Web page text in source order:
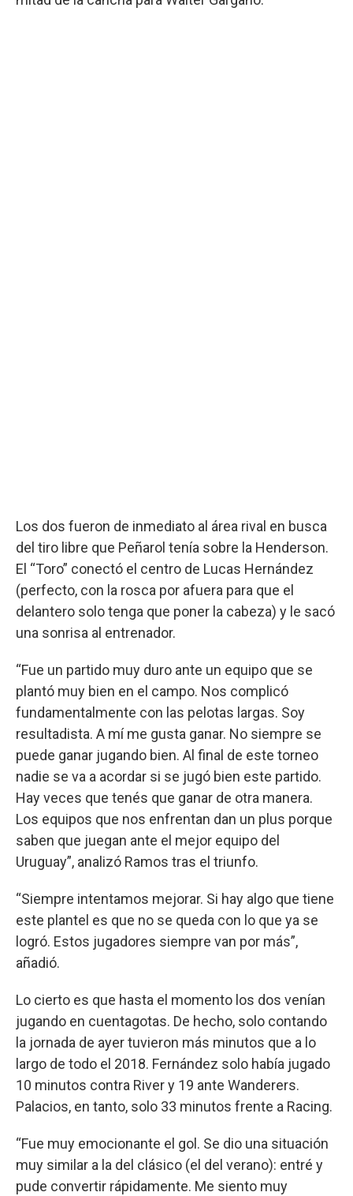
Los dos fueron de inmediato al área rival en busca
del tiro libre que Peñarol tenía sobre la Henderson.
El “Toro” conectó el centro de Lucas Hernández
(perfecto, con la rosca por afuera para que el
delantero solo tenga que poner la cabeza) y le sacó
una sonrisa al entrenador.
“Fue un partido muy duro ante un equipo que se
plantó muy bien en el campo. Nos complicó
fundamentalmente con las pelotas largas. Soy
resultadista. A mí me gusta ganar. No siempre se
puede ganar jugando bien. Al final de este torneo
nadie se va a acordar si se jugó bien este partido.
Hay veces que tenés que ganar de otra manera.
Los equipos que nos enfrentan dan un plus porque
saben que juegan ante el mejor equipo del
Uruguay”, analizó Ramos tras el triunfo.
“Siempre intentamos mejorar. Si hay algo que tiene
este plantel es que no se queda con lo que ya se
logró. Estos jugadores siempre van por más”,
añadió.
Lo cierto es que hasta el momento los dos venían
jugando en cuentagotas. De hecho, solo contando
la jornada de ayer tuvieron más minutos que a lo
largo de todo el 2018. Fernández solo había jugado
10 minutos contra River y 19 ante Wanderers.
Palacios, en tanto, solo 33 minutos frente a Racing.
“Fue muy emocionante el gol. Se dio una situación
muy similar a la del clásico (el del verano): entré y
pude convertir rápidamente. Me siento muy